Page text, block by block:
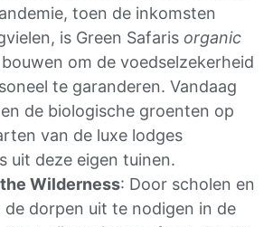
toen de inkomsten
is Green Safaris organic
om de voedselzekerheid
te garanderen. Vandaag
de biologische groenten op
van de luxe lodges
uit deze eigen tuinen.
Wilderness: Door scholen en
de dorpen uit te nodigen in de